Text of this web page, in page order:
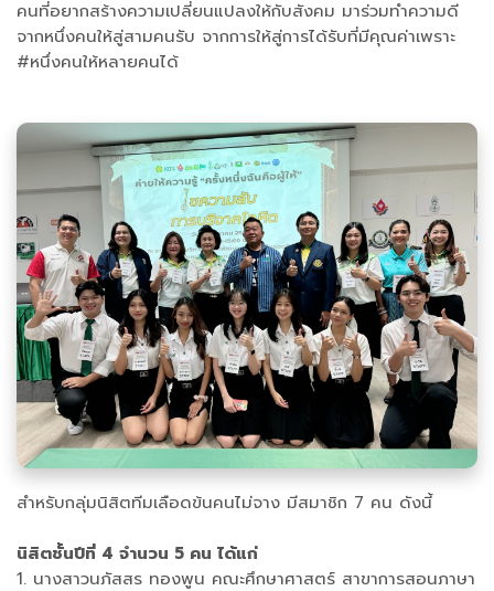
คนที่อยากสร้างความเปลี่ยนแปลงให้กับสังคม มาร่วมทำความดี
จากหนึ่งคนให้สู่สามคนรับ จากการให้สู่การได้รับที่มีคุณค่าเพราะ
#หนึ่งคนให้หลายคนได้
สำหรับกลุ่มนิสิตทีมเลือดข้นคนไม่จาง มีสมาชิก 7 คน ดังนี้
นิสิตชั้นปีที่ 4 จำนวน 5 คน ได้แก่
1. นางสาวนภัสสร ทองพูน คณะศึกษาศาสตร์ สาขาการสอนภาษา